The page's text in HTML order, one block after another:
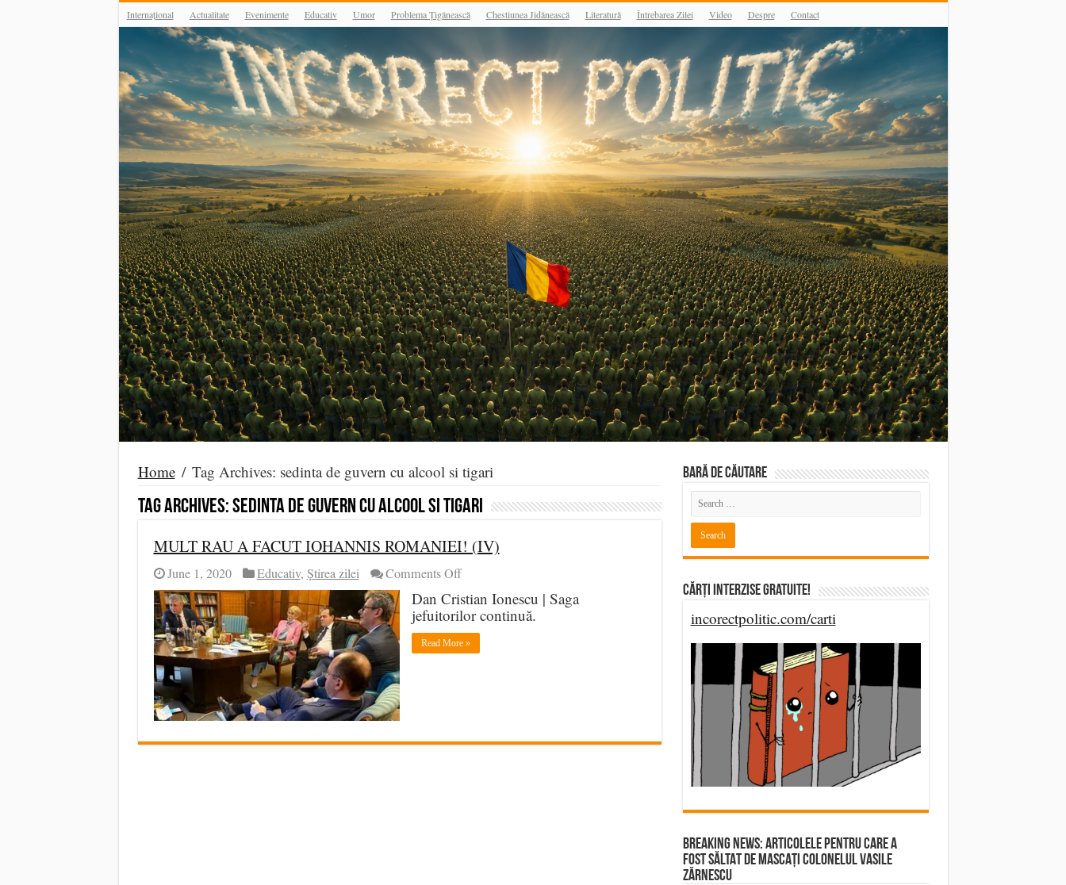
Internațional Actualitate Evenimente Educativ Umor Problema Țigănească Chestiunea Jidănească Literatură Întrebarea Zilei Video Despre Contact
Home / Tag Archives: sedinta de guvern cu alcool si tigari
Tag Archives:sedinta de guvern cu alcool si tigari
MULT RAU A FACUT IOHANNIS ROMANIEI! (IV)
June 1, 2020 Educativ, Știrea zilei Comments Offon
MULT
RAU
A
FACUT
IOHANNIS
Dan Cristian Ionescu | Saga
jefuitorilor continuă.
Read More »
BARĂ DE CĂUTARE
Cărți Interzise Gratuite!
incorectpolitic.com/carti
BREAKING NEWS: ARTICOLELE PENTRU CARE A
FOST SĂLTAT DE MASCAȚI COLONELUL VASILE
ZĂRNESCU